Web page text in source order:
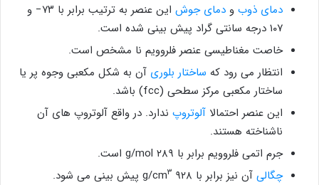
دمای ذوب و دمای جوش
این عنصر به ترتیب برابر با ۷۳− و
۱۰۷ درجه سانتی گراد پیش بینی شده است.
خاصت مغناطیسی عنصر فلروویم نا مشخص است.
انتظار می رود که ساختار بلوری آن به شکل مکعبی وجوه پر یا
ساختار مکعبی مرکز سطحی (fcc) باشد.
این عنصر احتمالا آلوتروپ ندارد. در واقع آلوتروپ های آن
ناشناخته هستند.
جرم اتمی فلروویم برابر با ۲۸۹ g/mol است.
چگالی آن نیز برابر با ۹۲۸ g/cm ۳
پیش بینی می شود.